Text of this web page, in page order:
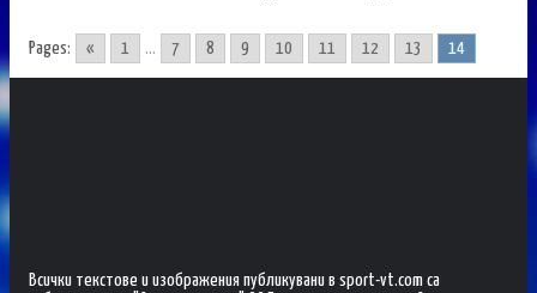
Pages: « 1 ... 7 8 9 10 11 12 13 14
Всички текстове и изображения публикувани в sport-vt.com са